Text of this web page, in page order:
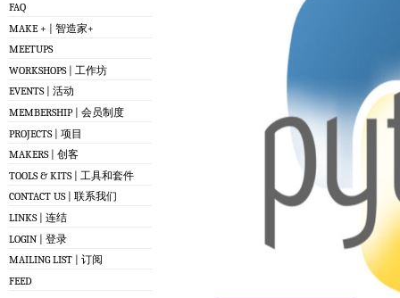
FAQ
MAKE + | 智造家+
MEETUPS
WORKSHOPS | 工作坊
EVENTS | 活动
MEMBERSHIP | 会员制度
PROJECTS | 项目
MAKERS | 创客
TOOLS & KITS | 工具和套件
CONTACT US | 联系我们
LINKS | 连结
LOGIN | 登录
MAILING LIST | 订阅
FEED